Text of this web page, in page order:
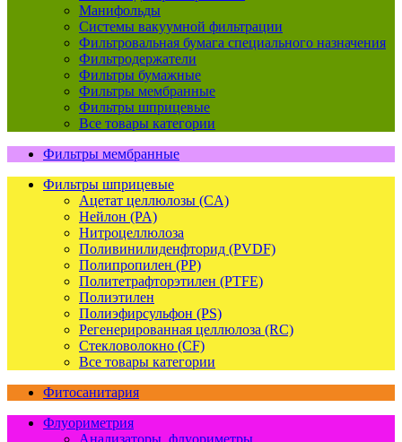
Манифольды
Системы вакуумной фильтрации
Фильтровальная бумага специального назначения
Фильтродержатели
Фильтры бумажные
Фильтры мембранные
Фильтры шприцевые
Все товары категории
Фильтры мембранные
Фильтры шприцевые
Ацетат целлюлозы (CA)
Нейлон (PA)
Нитроцеллюлоза
Поливинилиденфторид (PVDF)
Полипропилен (PP)
Политетрафторэтилен (PTFE)
Полиэтилен
Полиэфирсульфон (PS)
Регенерированная целлюлоза (RC)
Стекловолокно (CF)
Все товары категории
Фитосанитария
Флуориметрия
Анализаторы, флуориметры